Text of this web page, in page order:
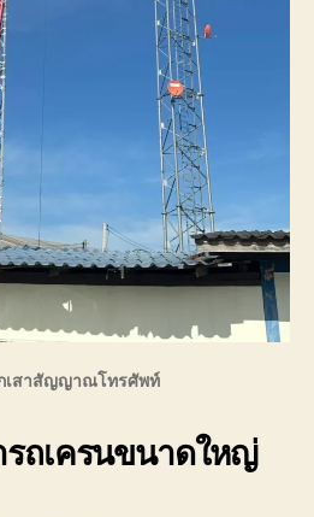
เสาสัญญาณโทรศัพท์
รถเครนขนาดใหญ่